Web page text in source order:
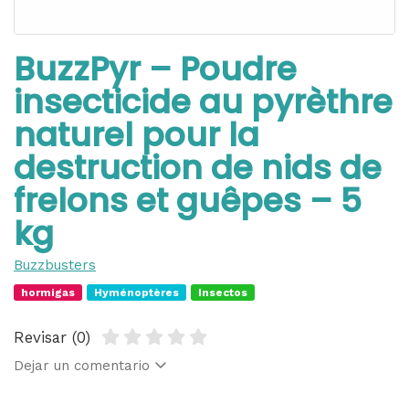
BuzzPyr – Poudre
insecticide au pyrèthre
naturel pour la
destruction de nids de
frelons et guêpes – 5
kg
Buzzbusters
hormigas Hyménoptères Insectos
Revisar (0)
Dejar un comentario